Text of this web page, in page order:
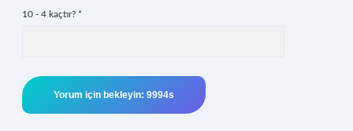
10 - 4 kaçtır? *